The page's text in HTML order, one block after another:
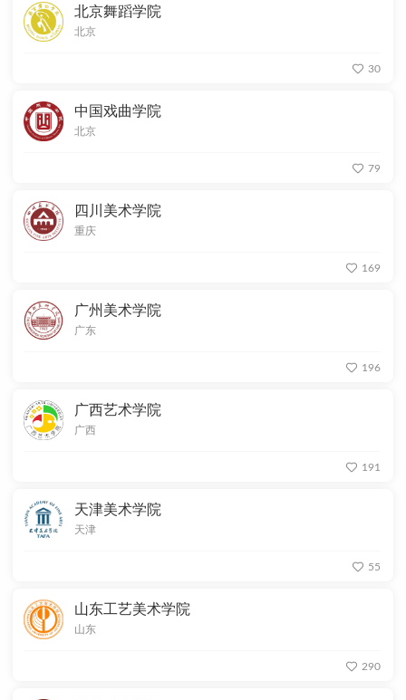
北京舞蹈学院
北京
30
中国戏曲学院
北京
79
四川美术学院
重庆
169
广州美术学院
广东
196
广西艺术学院
广西
191
天津美术学院
天津
55
山东工艺美术学院
山东
290